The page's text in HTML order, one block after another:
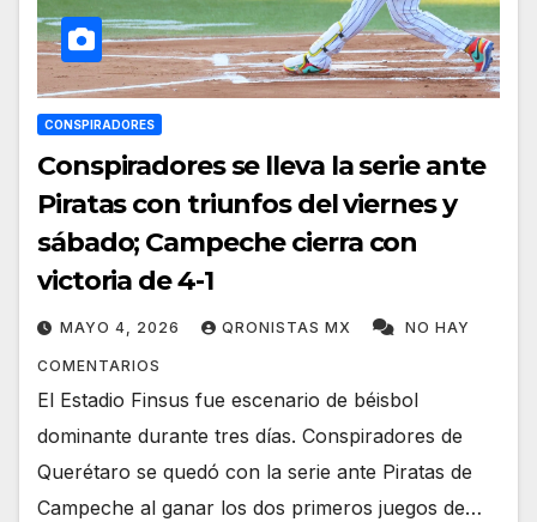
CONSPIRADORES
Conspiradores se lleva la serie ante
Piratas con triunfos del viernes y
sábado; Campeche cierra con
victoria de 4-1
MAYO 4, 2026 QRONISTAS MX NO HAY
COMENTARIOS
El Estadio Finsus fue escenario de béisbol
dominante durante tres días. Conspiradores de
Querétaro se quedó con la serie ante Piratas de
Campeche al ganar los dos primeros juegos de…